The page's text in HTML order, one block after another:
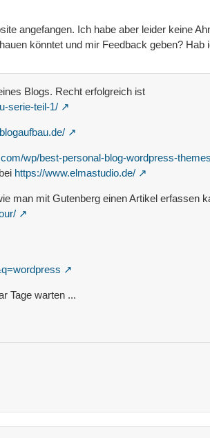
angefangen. Ich habe aber leider keine
könntet und mir Feedback geben?
Blogs. Recht erfolgreich ist
serie-teil-1/
wp/best-personal-blog-wordpress-
https://www.elmastudio.de/
man mit Gutenberg einen Artikel erfassen
Tage warten ...